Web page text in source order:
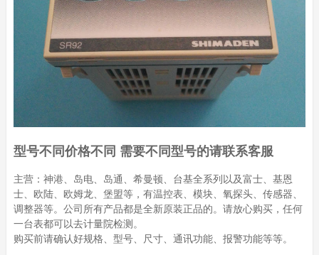
型号不同价格不同 需要不同型号的请联系客服
主营：神港、岛电、岛通、希曼顿、台基全系列以及富士、基恩
士、欧陆、欧姆龙、堡盟等，有温控表、模块、氧探头、传感器、
调整器等。公司所有产品都是全新原装正品的。请放心购买，任何
一台表都可以去计量院检测。
购买前请确认好规格、型号、尺寸、通讯功能、报警功能等等。